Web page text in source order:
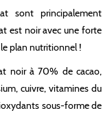
sont principalement
est noir avec une forte
plan nutritionnel !
noir à 70% de cacao,
cuivre, vitamines du
sous-forme de